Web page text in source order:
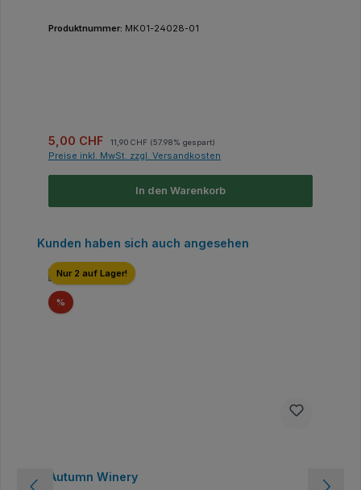
Produktnummer: MK01-24028-01
Verkaufspreis:
5,00 CHF 11,90 CHF (57.98% gespart)
Preise inkl. MwSt. zzgl. Versandkosten
In den Warenkorb
Produktgalerie überspringen
Kunden haben sich auch angesehen
Nur 2 auf Lager!
%Rabatt
Autumn Winery